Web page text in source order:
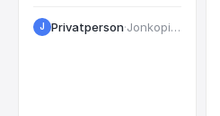
J Privatperson· Jonkoping